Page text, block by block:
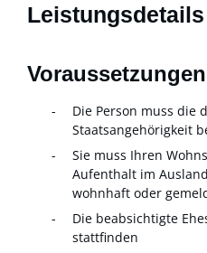
Leistungsdetails
Voraussetzungen
Die Person muss die
Staatsangehörigkeit
Sie muss Ihren
Aufenthalt im
wohnhaft oder
Die beabsichtigte
stattfinden